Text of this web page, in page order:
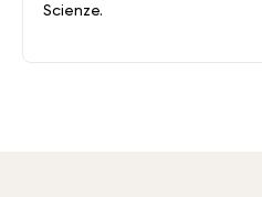
Scienze.